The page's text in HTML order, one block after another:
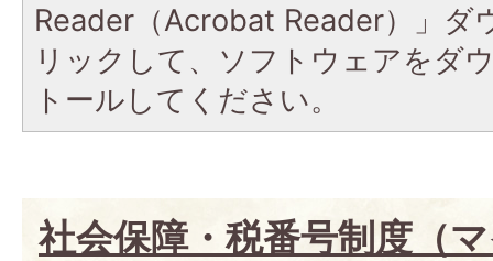
Reader（Acrobat Reader）」ダ
リックして、ソフトウェアをダ
トールしてください。
社会保障・税番号制度（